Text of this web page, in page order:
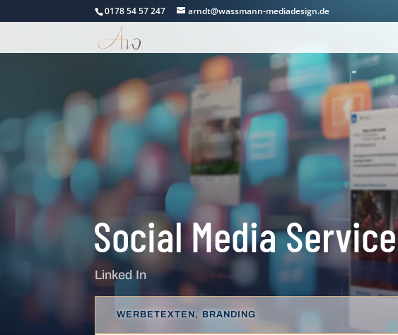
0178 54 57 247 arndt@wassmann-mediadesign.de
Social Media Service
Linked In
WERBETEXTEN, BRANDING